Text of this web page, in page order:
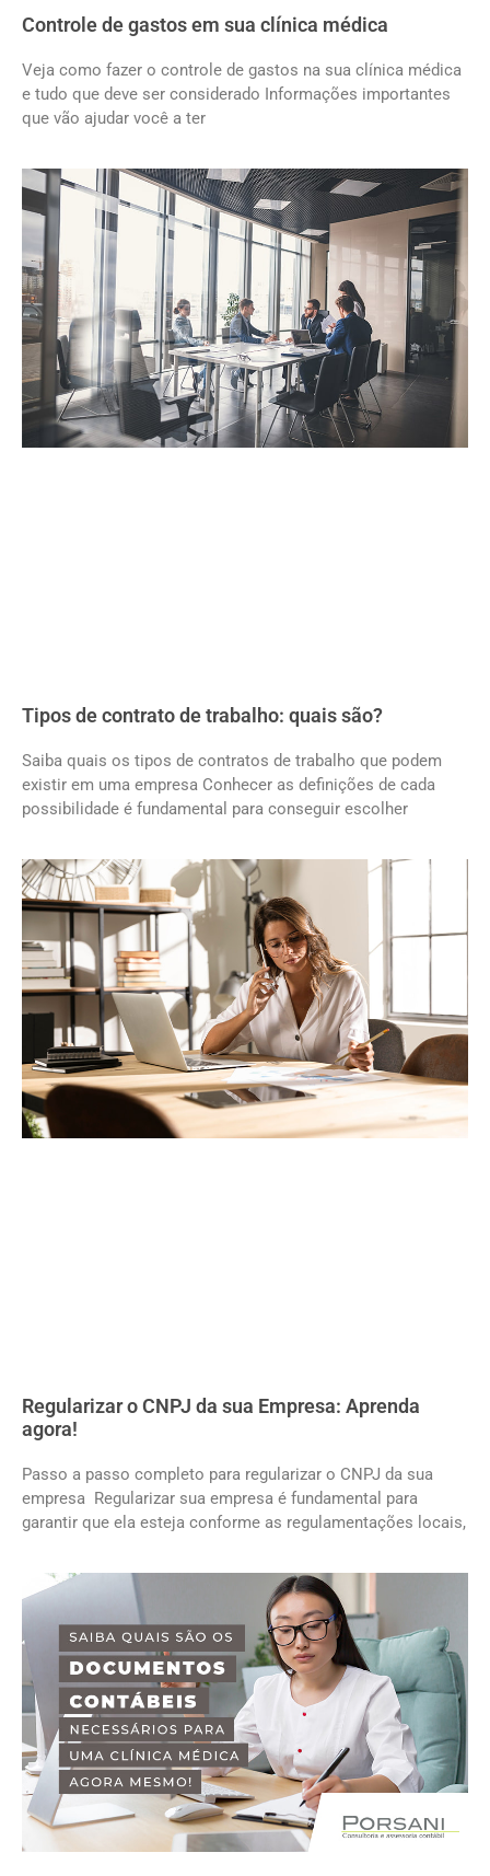
Controle de gastos em sua clínica médica
Veja como fazer o controle de gastos na sua clínica médica
e tudo que deve ser considerado Informações importantes
que vão ajudar você a ter
Tipos de contrato de trabalho: quais são?
Saiba quais os tipos de contratos de trabalho que podem
existir em uma empresa Conhecer as definições de cada
possibilidade é fundamental para conseguir escolher
Regularizar o CNPJ da sua Empresa: Aprenda
agora!
Passo a passo completo para regularizar o CNPJ da sua
empresa Regularizar sua empresa é fundamental para
garantir que ela esteja conforme as regulamentações locais,